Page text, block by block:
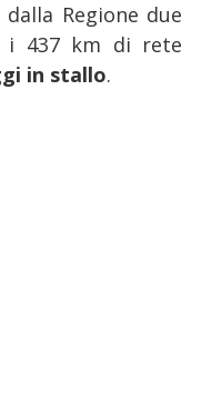
Regione due
i 437 km di rete
in stallo.